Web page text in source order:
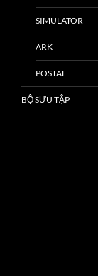
SIMULATOR
ARK
POSTAL
BỘ SƯU TẬP